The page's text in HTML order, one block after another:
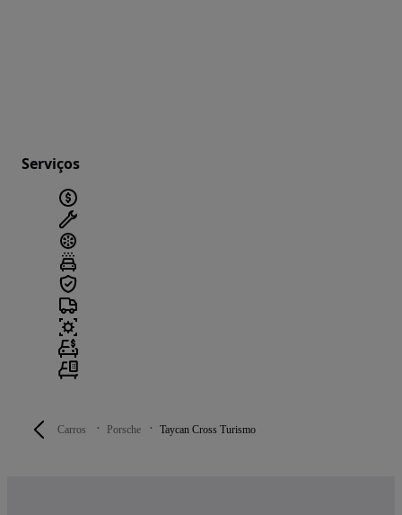
Carros Porsche Taycan Cross Turismo
Serviços